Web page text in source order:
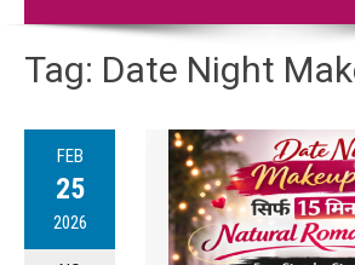
Tag: Date Night
FEB
25
2026